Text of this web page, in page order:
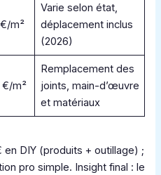
m²
Varie selon état,
déplacement inclus
(2026)
€/m²
Remplacement des
joints, main-d’œuvre
et matériaux
en DIY (produits + outillage) ;
pro simple. Insight final : le